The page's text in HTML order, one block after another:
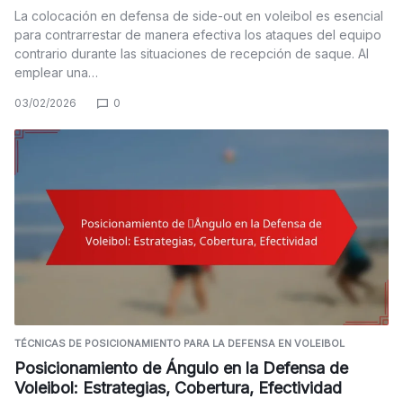
La colocación en defensa de side-out en voleibol es esencial
para contrarrestar de manera efectiva los ataques del equipo
contrario durante las situaciones de recepción de saque. Al
emplear una…
03/02/2026 0
TÉCNICAS DE POSICIONAMIENTO PARA LA DEFENSA EN VOLEIBOL
Posicionamiento de Ángulo en la Defensa de
Voleibol: Estrategias, Cobertura, Efectividad